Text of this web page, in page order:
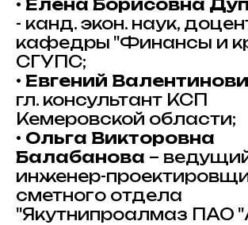
• Елена Борисовна
- канд. экон. наук,
кафедры "Финансы и
СГУПС;
• Евгений
гл. консультант КСП
Кемеровской области;
• Ольга Викторовна
Балабанова –
инженер-
сметного отдела
"Якутнипроалмаз ПАО